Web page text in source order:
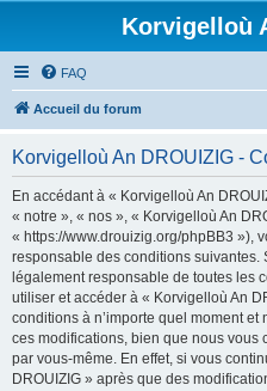
Korvigelloù
FAQ
Accueil du forum
Korvigelloù An DROUIZIG -
En accédant à « Korvigelloù An
« notre », « nos », « Korvigelloù An
« https://www.drouizig.org/phpBB3 »),
responsable des conditions suivantes.
légalement responsable de toutes les
utiliser et accéder à « Korvigelloù An
conditions à n’importe quel moment
ces modifications, bien que nous
par vous-même. En effet, si vous
DROUIZIG » après que des